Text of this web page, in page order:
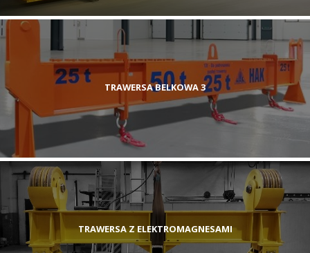
TRAWERSA BELKOWA 3
TRAWERSA Z ELEKTROMAGNESAMI